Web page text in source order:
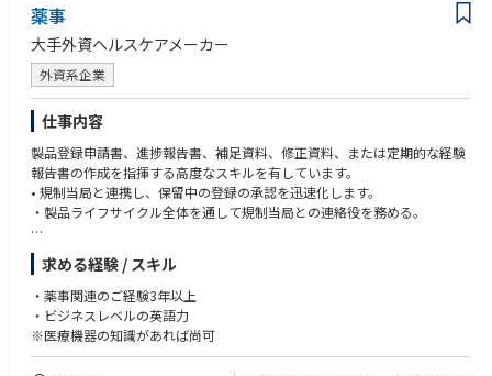
従ったバリデーション活動を円滑に推進する。
・FDAのCSAガイダンスにおける「クリティカルシンキング」の概念に基
づき、迅速なシステム/アプリケーション導入に対応するCSVプロセスの効
率化を推進する。
・コンピューティングサービスプロバイダーの管理・デューデリジェンス
にSMEとして参画する。
・規制当局査察・パートナー監査においてIT関連の指摘事項および推奨事
項のコミュニケーションを支援する。
・AI/MLのGxP展開に向けたバリデーション戦略の実装をDX・ITおよびク
ロスファンクションと協働して推進する。
≪入社後のキャリアパス≫
本ポジションはグローバルQA部門のQA企画部に所属します。入社後はグ
ローバルeComplianceチームの一員として、CSV・データインテグリテ
ィ・ITガバナンスに関する実務経験をグローバルスケールでさらに深める
ことができます。将来的には、チーム内での専門性向上を通じてシニアマ
ネージャーやAssociate Director（eCompliance & IT Governance）へのキ
ャリアアップが期待されます。また、GMP領域にとどまらずR&D・PV・M
A機能へのeCompliance支援経験を積むことで、より広範なGxP品質保証
• 理系分野の学士号（Bachelor's degree, Scientific discipline）
• エンタープライズマインドセットを持ち、現状に疑問を持ち改善を推進
できる姿勢
• グローバルチームおよびクロスファンクショナル環境での協働能力
• リスクの特定・課題の整理・リスク軽減戦略の立案・QA管理職への適時
報告能力
• 自律的かつ主体的に業務を推進できること（上位者からの限定的な指導
のもとでも複雑な技術的品質要件を対応できること）
■経験 スキル〈尚可〉
• GMP製造システム（MES、LIMS、EBR、ERPなど）に関するCSVの実務
経験
• CMO/CROなどの外部パートナーとのGxP監査または技術移転の経験（シ
ステム評価・監査管理を含む）
• 製造サイトでの規制当局査察（保健当局またはスポンサー監査）の対応
経験
• ICH Q10およびPIC/S GMPを含むGMP規制に関する深い知識
• データインテグリティ（ALCOA+）原則の理解
• リスクベースアプローチによるCMO/ベンダーシステム評価のための監査
薬事
大手外資ヘルスケアメーカー
外資系企業
仕事内容
製品登録申請書、進捗報告書、補足資料、修正資料、または定期的な経験
報告書の作成を指揮する高度なスキルを有しています。
• 規制当局と連携し、保留中の登録の承認を迅速化します。
・製品ライフサイクル全体を通して規制当局との連絡役を務める。
※ビジネスレベルの英語力が必要です
求める経験 / スキル
・薬事関連のご経験3年以上
・ビジネスレベルの英語力
※医療機器の知識があれば尚可